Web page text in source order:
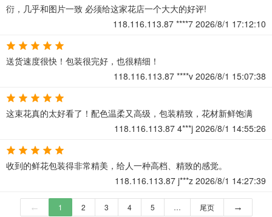
衍，几乎和图片一致 必须给这家花店一个大大的好评!
118.116.113.87 ****7 2026/8/1 17:12:10
送货速度很快！包装很完好，也很精细！
118.116.113.87 ****v 2026/8/1 15:07:38
这束花真的太好看了！配色温柔又高级，包装精致，花材新鲜饱满
118.116.113.87 4***j 2026/8/1 14:55:26
收到的鲜花包装得非常精美，给人一种高档、精致的感觉。
118.116.113.87 j***z 2026/8/1 14:27:39
← 1 2 3 4 5 … 尾页 →